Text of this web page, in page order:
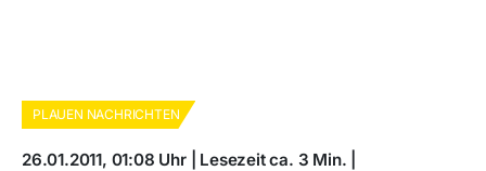
PLAUEN NACHRICHTEN
26.01.2011, 01:08 Uhr | Lesezeit ca. 3 Min. |